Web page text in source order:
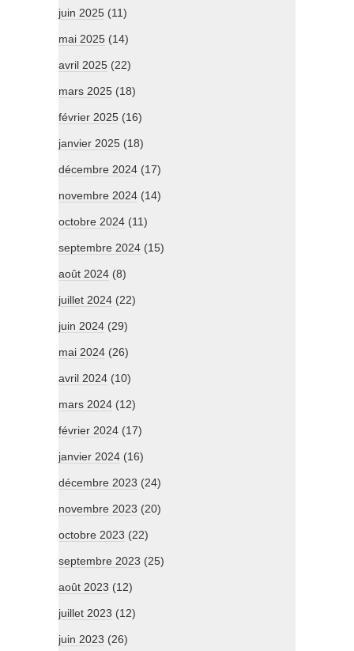
juin 2025 (11)
mai 2025 (14)
avril 2025 (22)
mars 2025 (18)
février 2025 (16)
janvier 2025 (18)
décembre 2024 (17)
novembre 2024 (14)
octobre 2024 (11)
septembre 2024 (15)
août 2024 (8)
juillet 2024 (22)
juin 2024 (29)
mai 2024 (26)
avril 2024 (10)
mars 2024 (12)
février 2024 (17)
janvier 2024 (16)
décembre 2023 (24)
novembre 2023 (20)
octobre 2023 (22)
septembre 2023 (25)
août 2023 (12)
juillet 2023 (12)
juin 2023 (26)